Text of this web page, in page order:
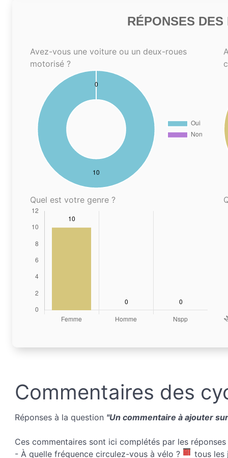
RÉPONSES
Avez-vous une voiture ou un deux-roues
motorisé ?
Quel est votre genre ?
Commentaires des
Réponses à la question "Un commentaire à ajouter
Ces commentaires sont ici complétés par les
- À quelle fréquence circulez-vous à vélo ?
tous les